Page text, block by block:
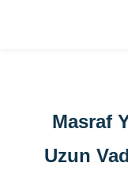
Masraf
Uzun